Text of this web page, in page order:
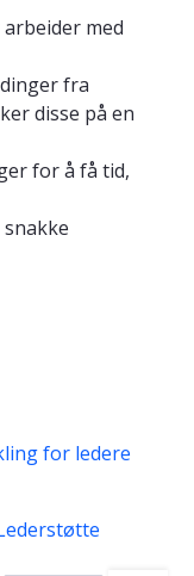
med
fra
disse på en
for å få tid,
for ledere